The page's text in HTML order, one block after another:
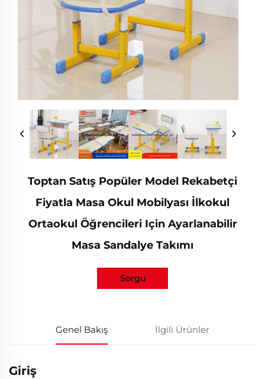
Toptan Satış Popüler Model Rekabetçi
Fiyatla Masa Okul Mobilyası İlkokul
Ortaokul Öğrencileri Için Ayarlanabilir
Masa Sandalye Takımı
Sorgu
Genel Bakış İlgili Ürünler
Giriş